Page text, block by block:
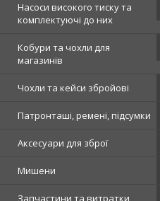
Насоси високого тиску та
комплектуючі до них
Кобури та чохли для
магазинів
Чохли та кейси збройові
Патронташі, ремені, підсумки
Аксесуари для зброї
Мишени
Запчастини та витратки